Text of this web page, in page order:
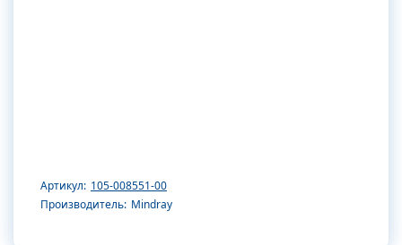
Артикул: 105-008551-00
Производитель: Mindray